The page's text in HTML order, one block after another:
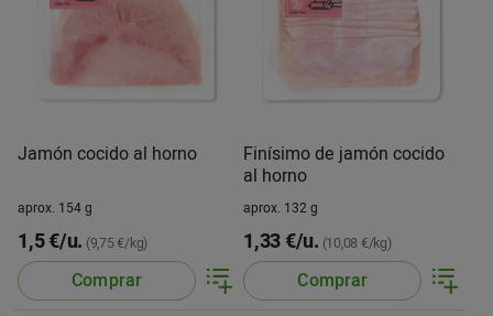
Jamón cocido al horno
aprox. 154 g
1,5 €/u. (9,75 €/kg)
Comprar
Finísimo de jamón cocido
al horno
aprox. 132 g
1,33 €/u. (10,08 €/kg)
Comprar